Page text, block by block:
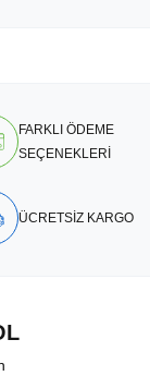
FARKLI ÖDEME
SEÇENEKLERİ
ÜCRETSİZ KARGO